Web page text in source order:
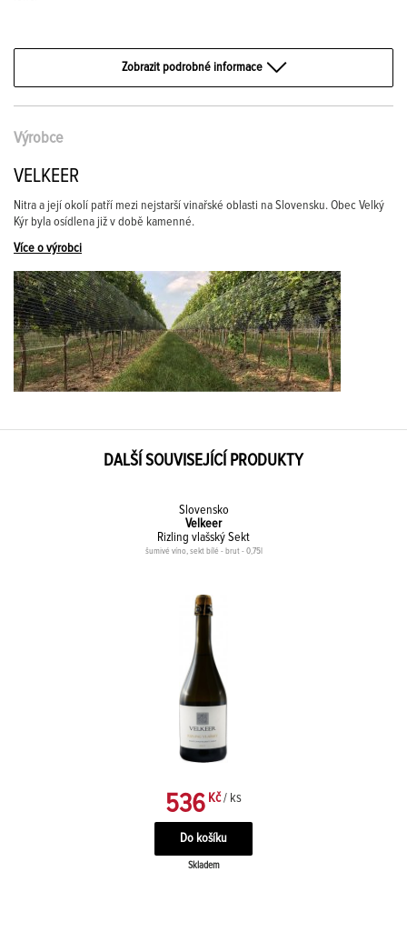
Zobrazit podrobné informace
Výrobce
VELKEER
Nitra a její okolí patří mezi nejstarší vinařské oblasti na Slovensku. Obec Velký
Kýr byla osídlena již v době kamenné.
Více o výrobci
DALŠÍ SOUVISEJÍCÍ PRODUKTY
Slovensko
Velkeer
Rizling vlašský Sekt
šumivé víno, sekt bílé - brut - 0,75l
536 Kč / ks
Skladem